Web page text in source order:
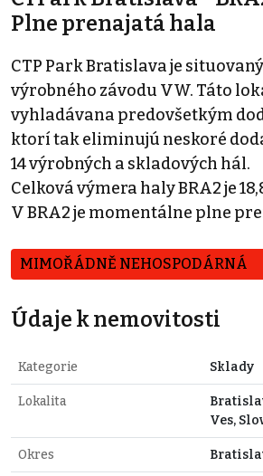
Plne prenajatá hala
CTP Park Bratislava je
výrobného závodu VW. Táto
vyhladávana predovšetkým
ktorí tak eliminujú neskoré
14 výrobných a skladových hál.
Celková výmera haly BRA2 je
V BRA2 je momentálne plne
MIMOŘÁDNĚ NEHOSPODÁRNÁ
Údaje k nemovitosti
Kategorie Sklady
Lokalita
Ves,
Okres